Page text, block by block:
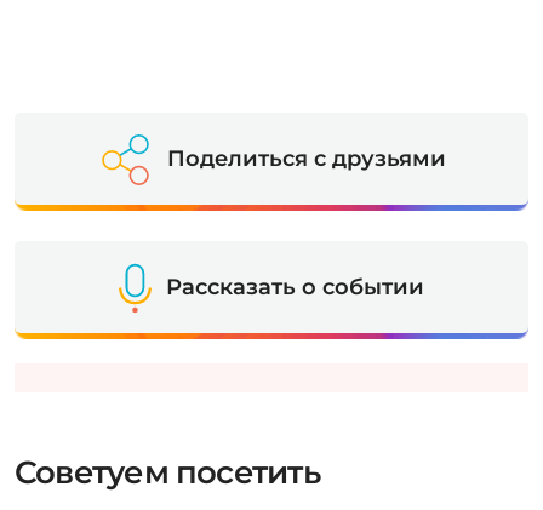
Поделиться с друзьями
Рассказать о событии
Советуем посетить